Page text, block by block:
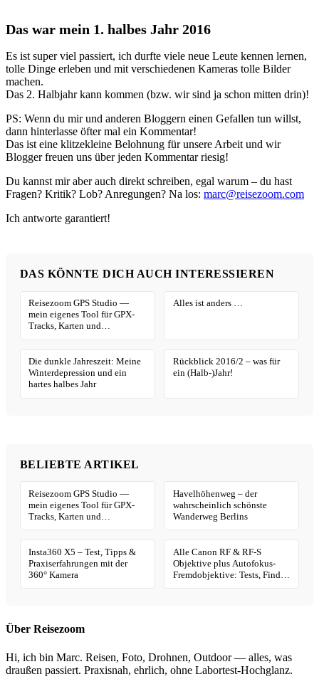
Das war mein 1. halbes Jahr 2016
Es ist super viel passiert, ich durfte viele neue Leute kennen lernen,
tolle Dinge erleben und mit verschiedenen Kameras tolle Bilder
machen.
Das 2. Halbjahr kann kommen (bzw. wir sind ja schon mitten drin)!
PS: Wenn du mir und anderen Bloggern einen Gefallen tun willst,
dann hinterlasse öfter mal ein Kommentar!
Das ist eine klitzekleine Belohnung für unsere Arbeit und wir
Blogger freuen uns über jeden Kommentar riesig!
Du kannst mir aber auch direkt schreiben, egal warum – du hast
Fragen? Kritik? Lob? Anregungen? Na los: marc@reisezoom.com
Ich antworte garantiert!
DAS KÖNNTE DICH AUCH INTERESSIEREN
Reisezoom GPS Studio —
mein eigenes Tool für GPX-
Tracks, Karten und
Alles ist anders …
Die dunkle Jahreszeit: Meine
Winterdepression und ein
hartes halbes Jahr
Rückblick 2016/2 – was für
ein (Halb-)Jahr!
BELIEBTE ARTIKEL
Reisezoom GPS Studio —
mein eigenes Tool für GPX-
Tracks, Karten und
Havelhöhenweg – der
wahrscheinlich schönste
Wanderweg Berlins
Insta360 X5 – Test, Tipps &
Praxiserfahrungen mit der
360° Kamera
Alle Canon RF & RF-S
Objektive plus Autofokus-
Fremdobjektive: Tests, Finder
Über Reisezoom
Hi, ich bin Marc. Reisen, Foto, Drohnen, Outdoor — alles, was
draußen passiert. Praxisnah, ehrlich, ohne Labortest-Hochglanz.